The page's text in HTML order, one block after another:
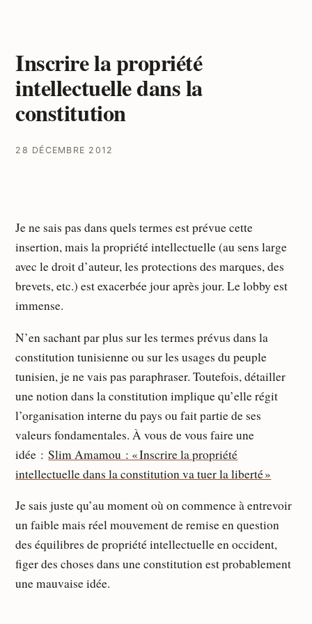
Inscrire la propriété
intellectuelle dans la
constitution
28 DÉCEMBRE 2012
Je ne sais pas dans quels termes est prévue cette
insertion, mais la propriété intellectuelle (au sens large
avec le droit d’auteur, les protections des marques, des
brevets, etc.) est exacerbée jour après jour. Le lobby est
immense.
N’en sachant par plus sur les termes prévus dans la
constitution tunisienne ou sur les usages du peuple
tunisien, je ne vais pas paraphraser. Toutefois, détailler
une notion dans la constitution implique qu’elle régit
l’organisation interne du pays ou fait partie de ses
valeurs fondamentales. À vous de vous faire une
idée :Slim Amamou : « Inscrire la propriété
intellectuelle dans la constitution va tuer la liberté »
Je sais juste qu’au moment où on commence à entrevoir
un faible mais réel mouvement de remise en question
des équilibres de propriété intellectuelle en occident,
figer des choses dans une constitution est probablement
une mauvaise idée.